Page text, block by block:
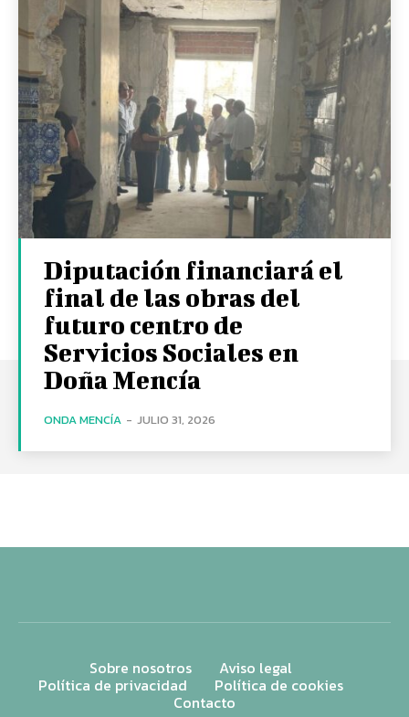
Diputación financiará el
final de las obras del
futuro centro de
Servicios Sociales en
Doña Mencía
ONDA MENCÍA - JULIO 31, 2026
Sobre nosotros Aviso legal
Política de privacidad Política de cookies
Contacto